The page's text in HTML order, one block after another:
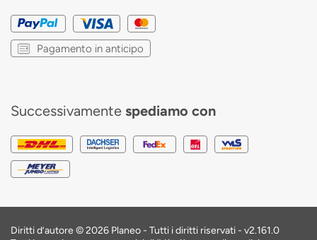
Pagamento in anticipo
Successivamente spediamo con
Diritti d’autore © 2026 Planeo - Tutti i diritti riservati - v2.161.0